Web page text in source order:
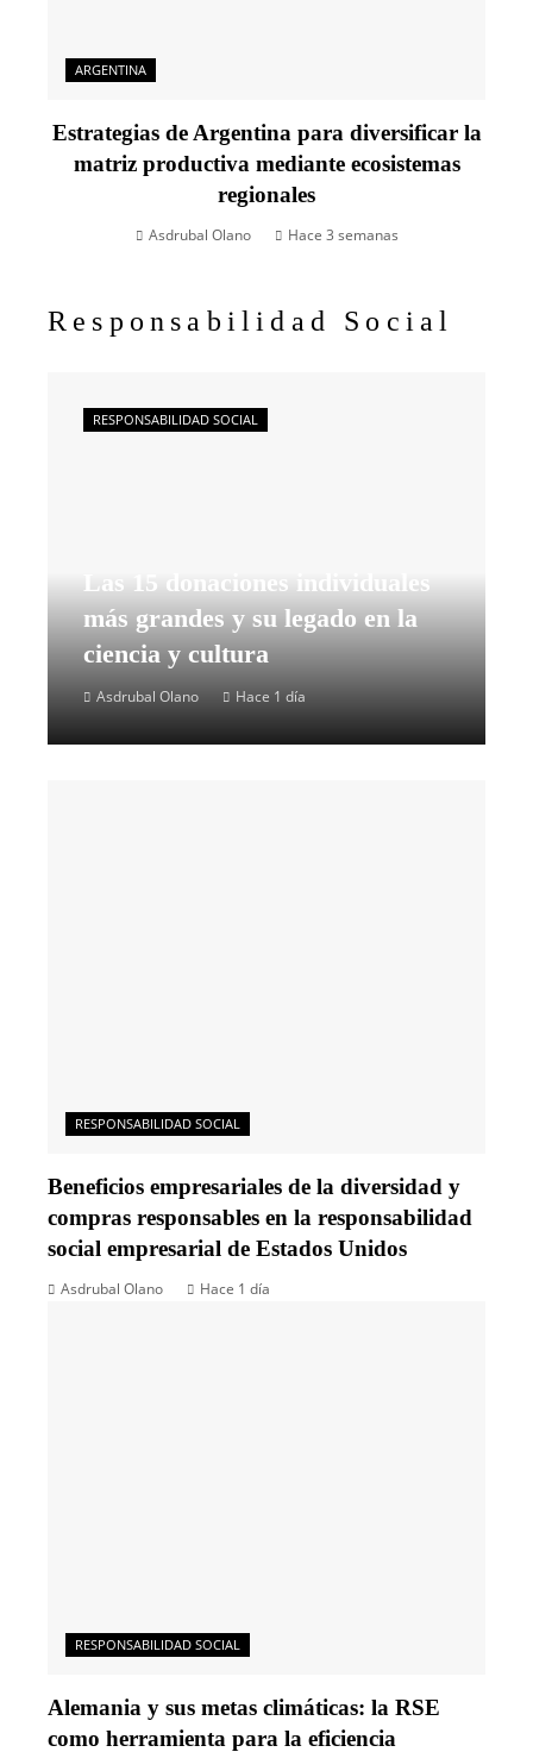
ARGENTINA
Estrategias de Argentina para diversificar la
matriz productiva mediante ecosistemas
regionales
Asdrubal Olano Hace 3 semanas
Responsabilidad Social
Las 15 donaciones individuales
más grandes y su legado en la
ciencia y cultura
Asdrubal Olano Hace 1 día
RESPONSABILIDAD SOCIAL
RESPONSABILIDAD SOCIAL
Beneficios empresariales de la diversidad y
compras responsables en la responsabilidad
social empresarial de Estados Unidos
Asdrubal Olano Hace 1 día
RESPONSABILIDAD SOCIAL
Alemania y sus metas climáticas: la RSE
como herramienta para la eficiencia